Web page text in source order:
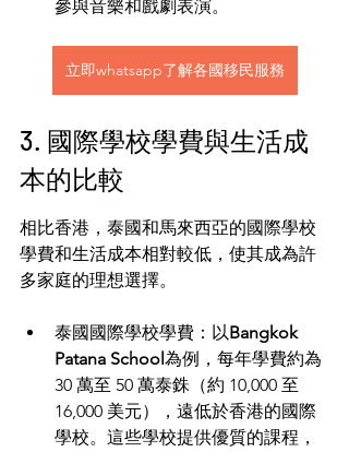
參與音樂和戲劇表演。
立即whatsapp了解各國移民服務
3. 國際學校學費與生活成
本的比較
相比香港，泰國和馬來西亞的國際學校
學費和生活成本相對較低，使其成為許
多家庭的理想選擇。
泰國國際學校學費：以Bangkok
Patana School為例，每年學費約為
30 萬至 50 萬泰銖（約 10,000 至
16,000 美元），遠低於香港的國際
學校。這些學校提供優質的課程，